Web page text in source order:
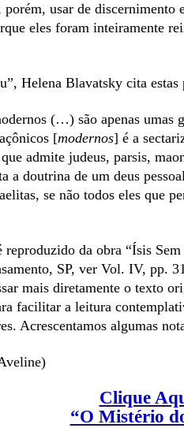
usar de discernimento
eles foram inteiramente
Helena Blavatsky cita
(…) são apenas umas
[modernos] é a
admite judeus, parsis,
a doutrina de um deus
se não todos eles que
reproduzido da obra “Ísis
SP, ver Vol. IV, pp.
mais diretamente o texto
facilitar a leitura
Acrescentamos algumas
Clique
“O Mistério